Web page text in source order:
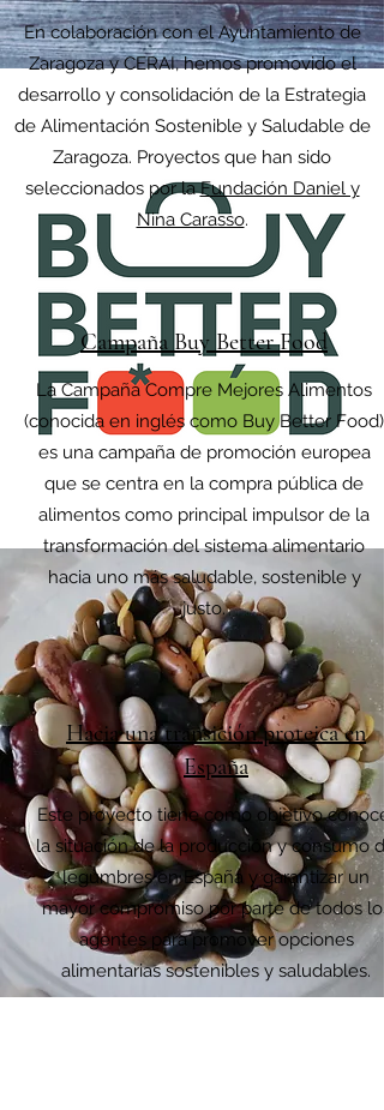
En colaboración con el Ayuntamiento de
Zaragoza y CERAI, hemos promovido el
desarrollo y consolidación de la Estrategia
de Alimentación Sostenible y Saludable de
Zaragoza. Proyectos que han sido
seleccionados por laFundación Daniel y
Nina Carasso.
Campaña Buy Better Food
La Campaña Compre Mejores Alimentos
(conocida en inglés como Buy Better Food)
es una campaña de promoción europea
que se centra en la compra pública de
alimentos como principal impulsor de la
transformación delsistema alimentario
hacia uno más saludable, sostenible y
justo.
Hacia una transición proteica en
España
Este proyecto tiene como objetivo conocer
la situación de la producción y consumo de
legumbres en España y garantizar un
mayor compromiso por parte de todos los
agentes para promover opciones
alimentarias sostenibles y saludables.